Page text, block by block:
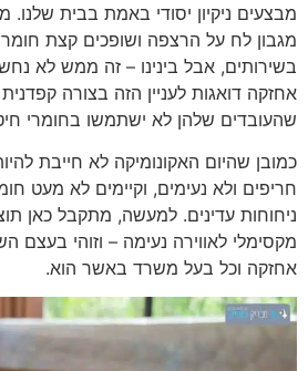
מבצעים ניקיון יסודי באמת בבית שלנו.
מגבון לח על הרצפה ושופכים קצת חומר
בשירותים, אבל בינינו – זה ממש לא
אחזקה דואגות לעניין הזה בצורה קפדנית
שהעובדים שלהן לא ישתמשו בחומרי
כמובן שהיום האקונומיקה לא חייבת
חריפים ולא נעימים, וקיימים לא מעט
ניחוחות עדינים. למעשה, מתקבל כאן
מקסימלי לאווירה נעימה – וזוהי
אחזקה וכל בעל משרד באשר הוא.